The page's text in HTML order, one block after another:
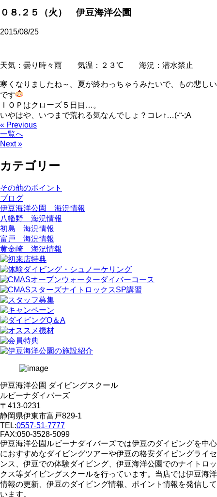
０８.２５（火） 伊豆海洋公園
2015/08/25
天気：曇り時々雨 気温：２３℃ 海況：潜水禁止
寒くなりましたね～。夏が終わっちゃうみたいで、もの悲しい
です
ＩＯＰはクローズ５日目…。
いやはや、いつまで荒れる気なんでしょ？コレ↑…(-“-;A
« Previous
一覧へ
Next »
カテゴリー
その他のポイント
ブログ
伊豆海洋公園 海況情報
八幡野 海況情報
初島 海況情報
富戸 海況情報
黄金崎 海況情報
伊豆海洋公園 ダイビングスクール
ルビーナダイバーズ
〒413-0231
静岡県伊東市富戸829-1
TEL:0557-51-7777
FAX:050-3528-5099
伊豆海洋公園ルビーナダイバーズでは伊豆のダイビングを中心
におすすめなダイビングツアーや伊豆の格安ダイビングライセ
ンス、伊豆での体験ダイビング、伊豆海洋公園でのナイトロッ
クス等ダイビングスクールを行っています。当店では伊豆海洋
情報の更新、伊豆のダイビング情報、ポイント情報を発信して
います。